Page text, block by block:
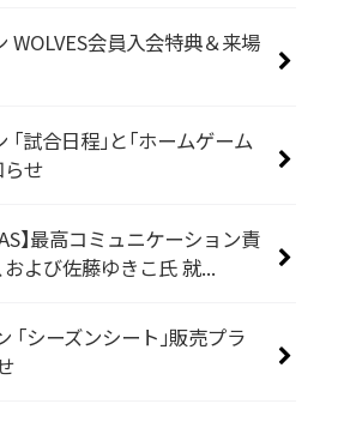
WOLVES会員入会特典＆来場
試合日程」と「ホームゲーム
らせ
】最高コミュニケーション責
および佐藤ゆきこ氏 就...
「シーズンシート」販売プラ